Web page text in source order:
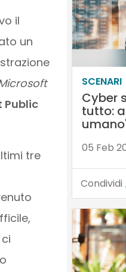
il
un
Public
tre
SCENARI
Cyber
tutto:
05 Feb
Condividi